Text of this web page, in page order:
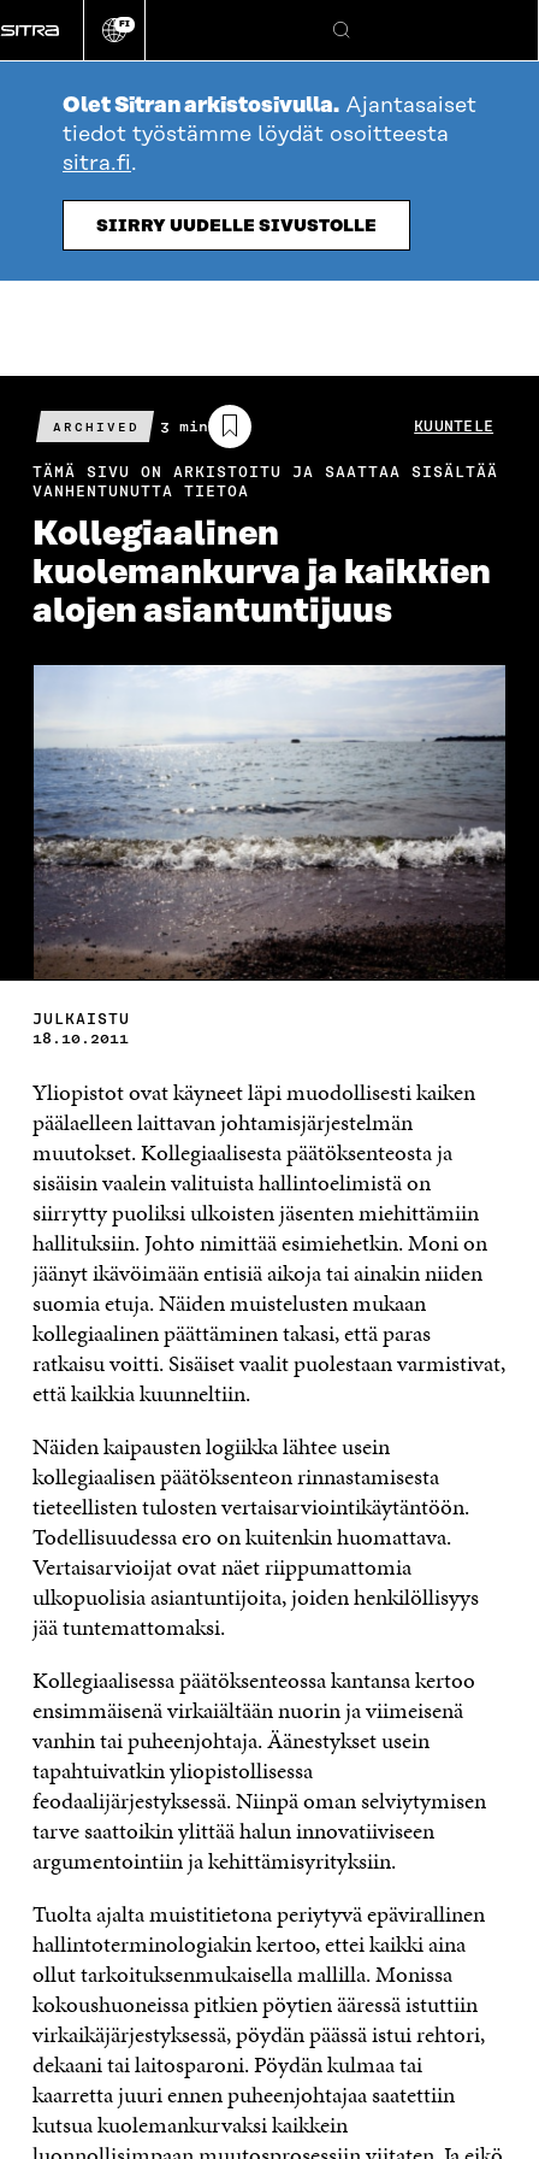
suoraan
sisältöön
Vaihda
kieli
FI
Hae
Olet Sitran arkistosivulla. Ajantasaiset
tiedot työstämme löydät osoitteesta
sitra.fi.
SIIRRY UUDELLE SIVUSTOLLE
ARCHIVED
Arvioitu
lukuaika
3 min KUUNTELE
TÄMÄ SIVU ON ARKISTOITU JA SAATTAA SISÄLTÄÄ
VANHENTUNUTTA TIETOA
Kollegiaalinen
kuolemankurva ja kaikkien
alojen asiantuntijuus
JULKAISTU
18.10.2011
Yliopistot ovat käyneet läpi muodollisesti kaiken
päälaelleen laittavan johtamisjärjestelmän
muutokset. Kollegiaalisesta päätöksenteosta ja
sisäisin vaalein valituista hallintoelimistä on
siirrytty puoliksi ulkoisten jäsenten miehittämiin
hallituksiin. Johto nimittää esimiehetkin. Moni on
jäänyt ikävöimään entisiä aikoja tai ainakin niiden
suomia etuja. Näiden muistelusten mukaan
kollegiaalinen päättäminen takasi, että paras
ratkaisu voitti. Sisäiset vaalit puolestaan varmistivat,
että kaikkia kuunneltiin.
Näiden kaipausten logiikka lähtee usein
kollegiaalisen päätöksenteon rinnastamisesta
tieteellisten tulosten vertaisarviointikäytäntöön.
Todellisuudessa ero on kuitenkin huomattava.
Vertaisarvioijat ovat näet riippumattomia
ulkopuolisia asiantuntijoita, joiden henkilöllisyys
jää tuntemattomaksi.
Kollegiaalisessa päätöksenteossa kantansa kertoo
ensimmäisenä virkaiältään nuorin ja viimeisenä
vanhin tai puheenjohtaja. Äänestykset usein
tapahtuivatkin yliopistollisessa
feodaalijärjestyksessä. Niinpä oman selviytymisen
tarve saattoikin ylittää halun innovatiiviseen
argumentointiin ja kehittämisyrityksiin.
Tuolta ajalta muistitietona periytyvä epävirallinen
hallintoterminologiakin kertoo, ettei kaikki aina
ollut tarkoituksenmukaisella mallilla. Monissa
kokoushuoneissa pitkien pöytien ääressä istuttiin
virkaikäjärjestyksessä, pöydän päässä istui rehtori,
dekaani tai laitosparoni. Pöydän kulmaa tai
kaarretta juuri ennen puheenjohtajaa saatettiin
kutsua kuolemankurvaksi kaikkein